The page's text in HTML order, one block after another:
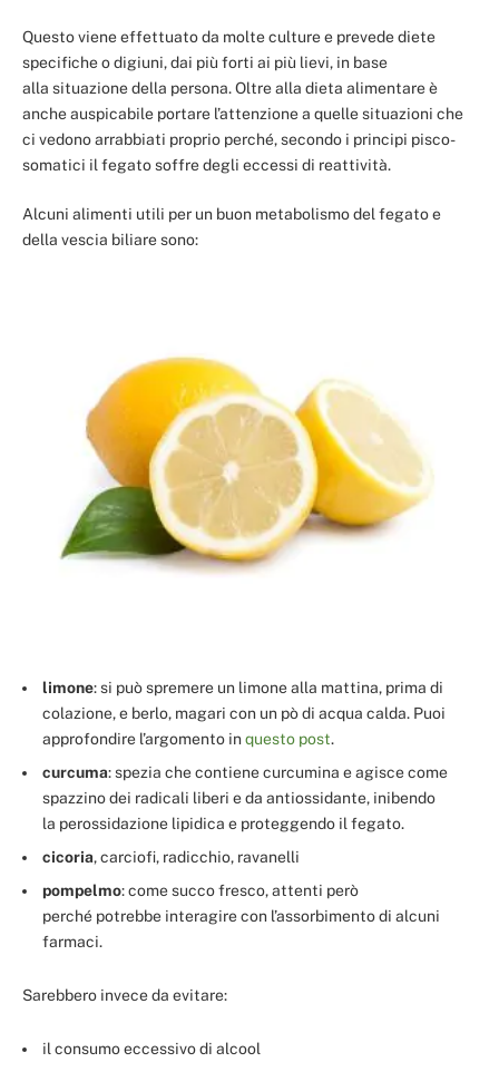
Questo viene effettuato da molte culture e prevede diete
specifiche o digiuni, dai più forti ai più lievi, in base
alla situazione della persona. Oltre alla dieta alimentare è
anche auspicabile portare l’attenzione a quelle situazioni che
ci vedono arrabbiati proprio perché, secondo i principi pisco-
somatici il fegato soffre degli eccessi di reattività.
Alcuni alimenti utili per un buon metabolismo del fegato e
della vescia biliare sono:
limone: si può spremere un limone alla mattina, prima di
colazione, e berlo, magari con un pò di acqua calda. Puoi
approfondire l’argomento inquesto post.
curcuma: spezia che contiene curcumina e agisce come
spazzino dei radicali liberi e da antiossidante, inibendo
la perossidazione lipidica e proteggendo il fegato.
cicoria, carciofi, radicchio, ravanelli
pompelmo: come succo fresco, attenti però
perché potrebbe interagire con l’assorbimento di alcuni
farmaci.
Sarebbero invece da evitare:
il consumo eccessivo di alcool